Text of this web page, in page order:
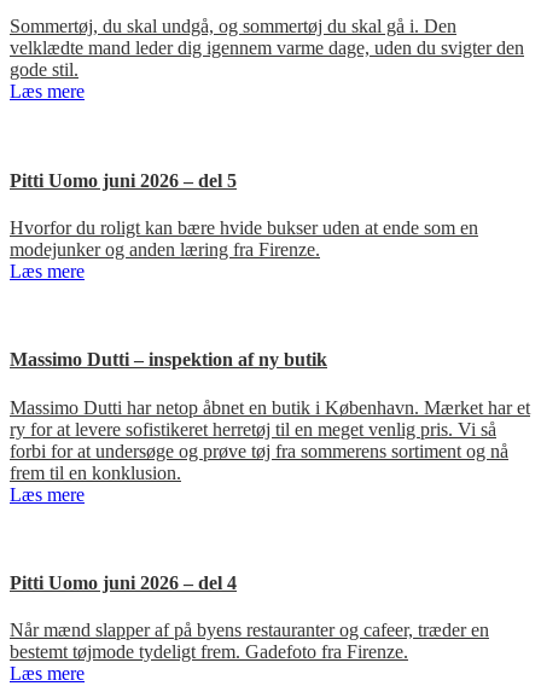
Sommertøj, du skal undgå, og sommertøj du skal gå i. Den
velklædte mand leder dig igennem varme dage, uden du svigter den
gode stil.
Læs mere
Pitti Uomo juni 2026 – del 5
Hvorfor du roligt kan bære hvide bukser uden at ende som en
modejunker og anden læring fra Firenze.
Læs mere
Massimo Dutti – inspektion af ny butik
Massimo Dutti har netop åbnet en butik i København. Mærket har et
ry for at levere sofistikeret herretøj til en meget venlig pris. Vi så
forbi for at undersøge og prøve tøj fra sommerens sortiment og nå
frem til en konklusion.
Læs mere
Pitti Uomo juni 2026 – del 4
Når mænd slapper af på byens restauranter og cafeer, træder en
bestemt tøjmode tydeligt frem. Gadefoto fra Firenze.
Læs mere